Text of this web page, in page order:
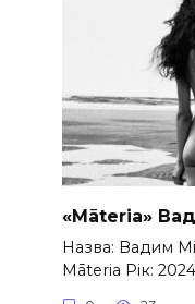
«Māteria»
Назва: Вадим
Māteria Рік: 2024